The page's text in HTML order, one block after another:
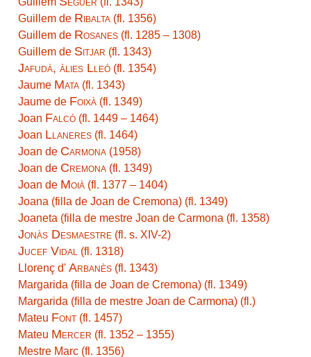
Guillem de Ribalta (fl. 1356)
Guillem de Rosanes (fl. 1285 – 1308)
Guillem de Sitjar (fl. 1343)
Jafudà, àlies Lleó (fl. 1354)
Jaume Mata (fl. 1343)
Jaume de Foixà (fl. 1349)
Joan Falcó (fl. 1449 – 1464)
Joan Llaneres (fl. 1464)
Joan de Carmona (1958)
Joan de Cremona (fl. 1349)
Joan de Moià (fl. 1377 – 1404)
Joana (filla de Joan de Cremona) (fl. 1349)
Joaneta (filla de mestre Joan de Carmona (fl. 1358)
Jonàs Desmaestre (fl. s. XIV-2)
Jucef Vidal (fl. 1318)
Llorenç d' Arbanès (fl. 1343)
Margarida (filla de Joan de Cremona) (fl. 1349)
Margarida (filla de mestre Joan de Carmona) (fl.)
Mateu Font (fl. 1457)
Mateu Mercer (fl. 1352 – 1355)
Mestre Marc (fl. 1356)